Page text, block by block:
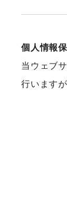
個人情報
当ウェブ
行います